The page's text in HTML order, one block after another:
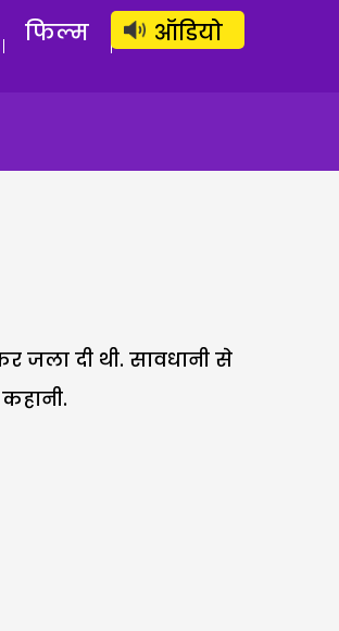
इन सब्सक्राइब करें
फिल्म ऑडियो
जला दी थी. सावधानी से